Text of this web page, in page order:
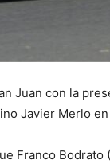
Juan con la
Javier Merlo
Franco Bodrato